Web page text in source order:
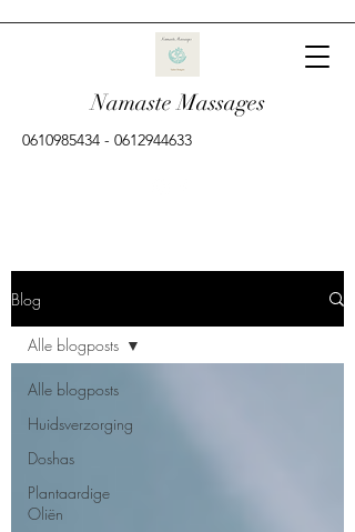
Namaste Massages
0610985434 - 0612944633
Blog
Alle blogposts
Huidsverzorging
Doshas
Plantaardige
Oliën
Alle blogposts